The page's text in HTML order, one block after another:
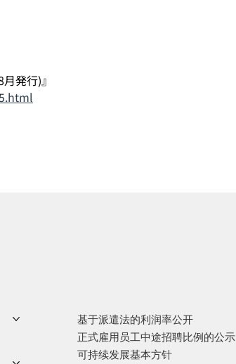
発行)』
基于派遣法的利润率公开
正式雇用员工中途招聘比例的公示
可持续发展基本方针